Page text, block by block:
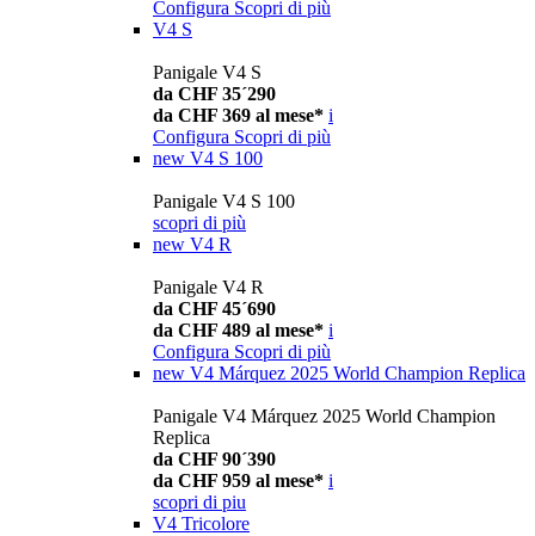
Configura Scopri di più
V4 S
Panigale V4 S
da CHF 35´290
da CHF 369 al mese* i
Configura Scopri di più
new V4 S 100
Panigale V4 S 100
scopri di più
new V4 R
Panigale V4 R
da CHF 45´690
da CHF 489 al mese* i
Configura Scopri di più
new V4 Márquez 2025 World Champion Replica
Panigale V4 Márquez 2025 World Champion
Replica
da CHF 90´390
da CHF 959 al mese* i
scopri di piu
V4 Tricolore